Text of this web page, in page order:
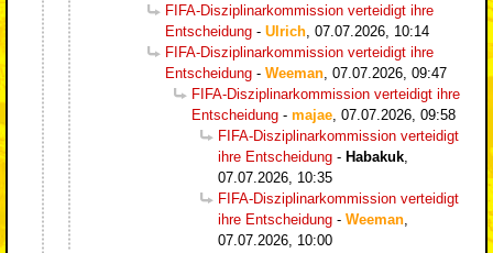
FIFA-Disziplinarkommission verteidigt ihre
Entscheidung - Ulrich 07.07.2026, 10:14
FIFA-Disziplinarkommission verteidigt ihre
Entscheidung - Weeman 07.07.2026, 09:47
FIFA-Disziplinarkommission verteidigt ihre
Entscheidung - majae 07.07.2026, 09:58
FIFA-Disziplinarkommission verteidigt
ihre Entscheidung - Habakuk
07.07.2026, 10:35
FIFA-Disziplinarkommission verteidigt
ihre Entscheidung - Weeman
07.07.2026, 10:00